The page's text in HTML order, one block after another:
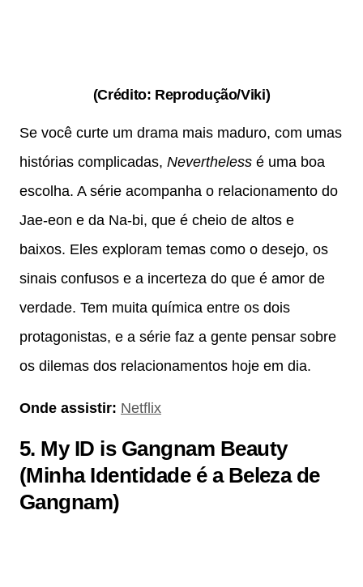
(Crédito: Reprodução/Viki)
Se você curte um drama mais maduro, com umas
histórias complicadas, Nevertheless é uma boa
escolha. A série acompanha o relacionamento do
Jae-eon e da Na-bi, que é cheio de altos e
baixos. Eles exploram temas como o desejo, os
sinais confusos e a incerteza do que é amor de
verdade. Tem muita química entre os dois
protagonistas, e a série faz a gente pensar sobre
os dilemas dos relacionamentos hoje em dia.
Onde assistir: Netflix
5. My ID is Gangnam Beauty
(Minha Identidade é a Beleza de
Gangnam)